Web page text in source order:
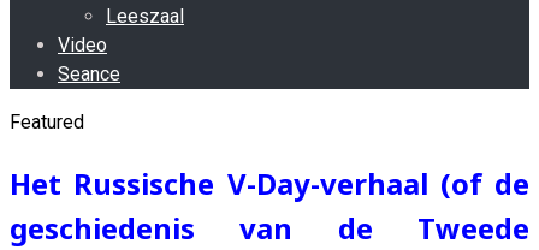
Leeszaal
Video
Seance
Featured
Het Russische V-Day-verhaal (of de
geschiedenis van de Tweede